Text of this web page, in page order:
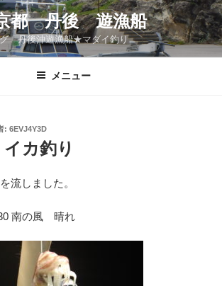
都 丹後 遊漁船
丹後沖遊漁船★マダイ釣り
メニュー
: 6EVJ4Y3D
カ釣り
流しました。
南の風 晴れ